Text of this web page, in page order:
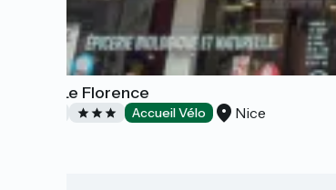
Hôtel Le Florence
Accueil Vélo Nice